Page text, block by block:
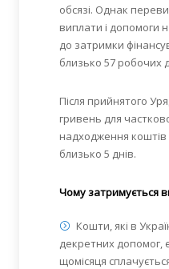
обсязі. Однак
виплати і допомоги
до затримки
близько 57 робочих
Після прийнятого
гривень для
надходження
близько 5 днів.
Чому затримується
Кошти, які в
декретних допомог,
щомісяця